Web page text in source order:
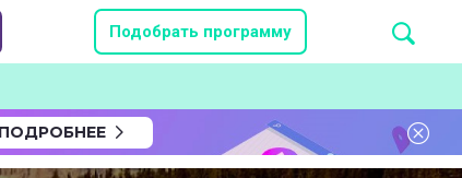
Подобрать программу
ПОДРОБНЕЕ